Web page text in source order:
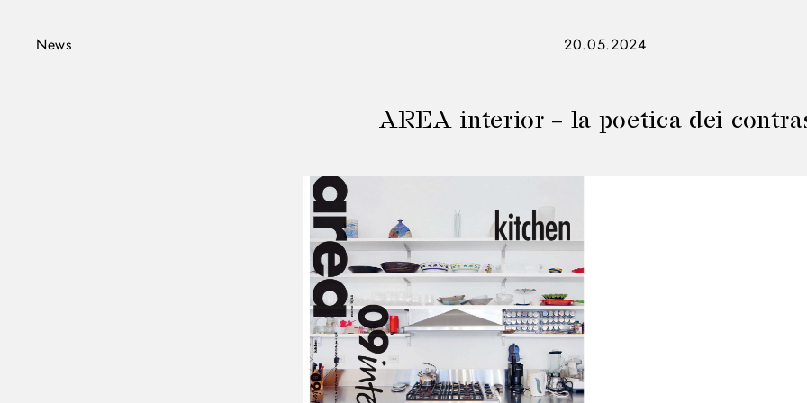
News 20.05.2024
AREA interior – la poetica dei